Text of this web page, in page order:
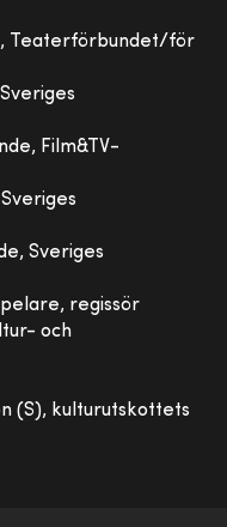
Teaterförbundet/för
Film&TV-
Sveriges
regissör
och
(S), kulturutskottets